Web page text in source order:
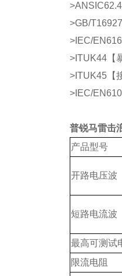
>GB/
>IEC/
>ITUK44
>ITUK45
>IEC/
普锐马雷击
产品型号
开路电压波
短路电流波
最高可测试
限流电阻